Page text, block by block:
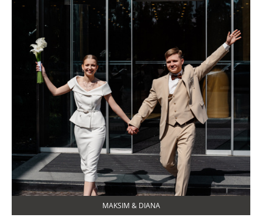
MAKSIM & DIANA